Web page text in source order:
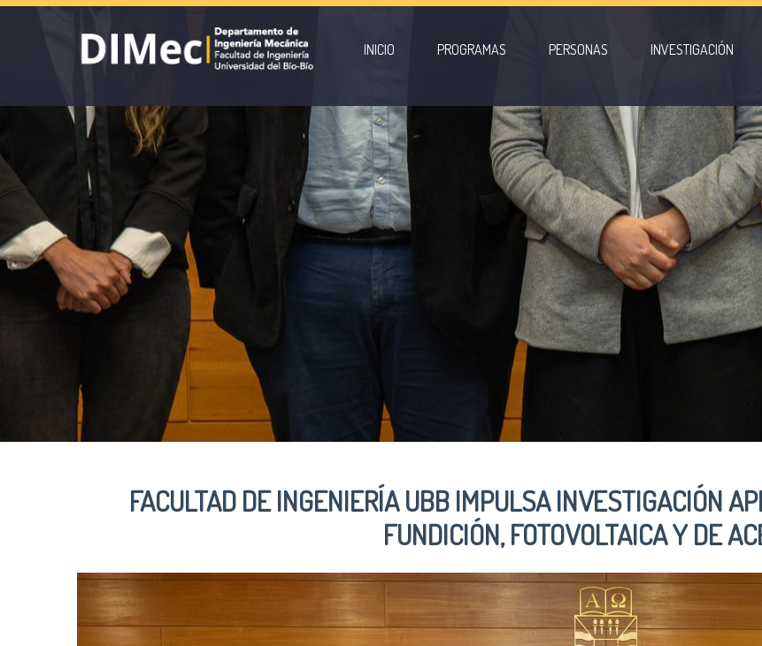
INICIO PROGRAMAS PERSONAS INVESTIGACIÓN
FACULTAD DE INGENIERÍA UBB IMPULSA INVESTIGACIÓN
FUNDICIÓN, FOTOVOLTAICA Y DE